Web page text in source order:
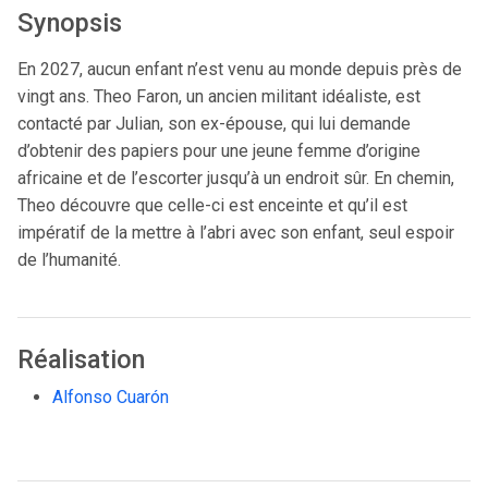
Synopsis
En 2027, aucun enfant n’est venu au monde depuis près de
vingt ans. Theo Faron, un ancien militant idéaliste, est
contacté par Julian, son ex-épouse, qui lui demande
d’obtenir des papiers pour une jeune femme d’origine
africaine et de l’escorter jusqu’à un endroit sûr. En chemin,
Theo découvre que celle-ci est enceinte et qu’il est
impératif de la mettre à l’abri avec son enfant, seul espoir
de l’humanité.
Réalisation
Alfonso Cuarón